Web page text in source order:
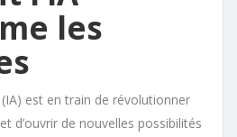
les
(IA) est en train de révolutionner
d’ouvrir de nouvelles possibilités